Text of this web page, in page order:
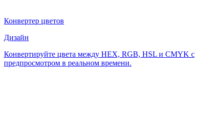
Конвертер цветов
Дизайн
Конвертируйте цвета между HEX, RGB, HSL и CMYK с
предпросмотром в реальном времени.